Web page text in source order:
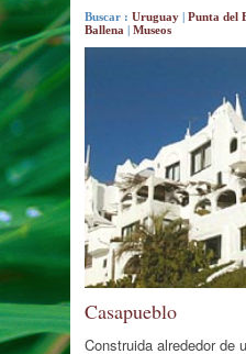
Buscar :Uruguay |Punta del
Ballena |Museos
Casapueblo
Construida alrededor de